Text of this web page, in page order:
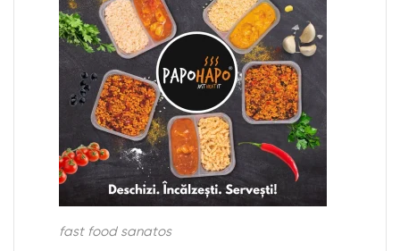
fast food sanatos